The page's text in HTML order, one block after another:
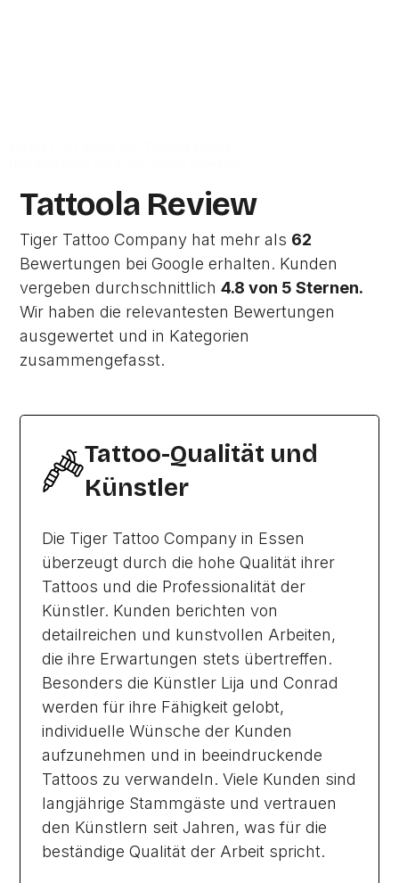
Tattoola Review
Tiger Tattoo Company hat mehr als 62
Bewertungen bei Google erhalten. Kunden
vergeben durchschnittlich4.8 von 5 Sternen.
Wir haben die relevantesten Bewertungen
ausgewertet und in Kategorien
zusammengefasst.
Tattoo-Qualität und
Künstler
Die Tiger Tattoo Company in Essen
überzeugt durch die hohe Qualität ihrer
Tattoos und die Professionalität der
Künstler. Kunden berichten von
detailreichen und kunstvollen Arbeiten,
die ihre Erwartungen stets übertreffen.
Besonders die Künstler Lija und Conrad
werden für ihre Fähigkeit gelobt,
individuelle Wünsche der Kunden
aufzunehmen und in beeindruckende
Tattoos zu verwandeln. Viele Kunden sind
langjährige Stammgäste und vertrauen
den Künstlern seit Jahren, was für die
beständige Qualität der Arbeit spricht.